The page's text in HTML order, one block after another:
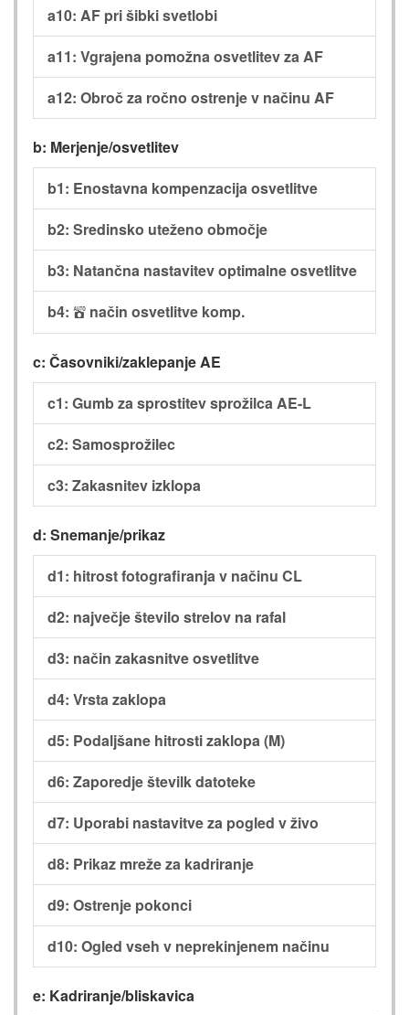
a10: AF pri šibki svetlobi
a11: Vgrajena pomožna osvetlitev za AF
a12: Obroč za ročno ostrenje v načinu AF
b: Merjenje/osvetlitev
b1: Enostavna kompenzacija osvetlitve
b2: Sredinsko uteženo območje
b3: Natančna nastavitev optimalne osvetlitve
b4: b način osvetlitve komp.
c: Časovniki/zaklepanje AE
c1: Gumb za sprostitev sprožilca AE-L
c2: Samosprožilec
c3: Zakasnitev izklopa
d: Snemanje/prikaz
d1: hitrost fotografiranja v načinu CL
d2: največje število strelov na rafal
d3: način zakasnitve osvetlitve
d4: Vrsta zaklopa
d5: Podaljšane hitrosti zaklopa (M)
d6: Zaporedje številk datoteke
d7: Uporabi nastavitve za pogled v živo
d8: Prikaz mreže za kadriranje
d9: Ostrenje pokonci
d10: Ogled vseh v neprekinjenem načinu
e: Kadriranje/bliskavica